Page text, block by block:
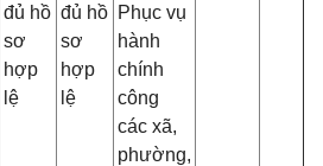
đủ hồ
sơ
hợp
lệ
đủ hồ
sơ
hợp
lệ
Phục vụ
hành
chính
công
các xã,
phường,